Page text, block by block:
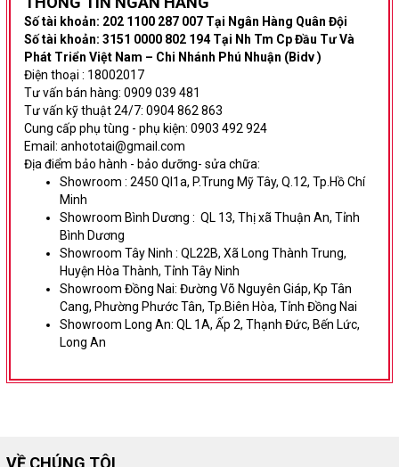
Số tài khoản: 202 1100 287 007 Tại Ngân Hàng Quân Đội
Số tài khoản: 3151 0000 802 194 Tại Nh Tm Cp Đầu Tư Và
Phát Triển Việt Nam – Chi Nhánh Phú Nhuận (Bidv )
Điện thoại : 18002017
Tư vấn bán hàng: 0909 039 481
Tư vấn kỹ thuật 24/7: 0904 862 863
Cung cấp phụ tùng - phụ kiện: 0903 492 924
Email: anhototai@gmail.com
Địa điểm bảo hành - bảo dưỡng- sửa chữa:
Showroom : 2450 Ql1a, P.Trung Mỹ Tây, Q.12, Tp.Hồ Chí
Minh
Showroom Bình Dương : QL 13, Thị xã Thuận An, Tỉnh
Bình Dương
Showroom Tây Ninh : QL22B, Xã Long Thành Trung,
Huyện Hòa Thành, Tỉnh Tây Ninh
Showroom Đồng Nai: Đường Võ Nguyên Giáp, Kp Tân
Cang, Phường Phước Tân, Tp.Biên Hòa, Tỉnh Đồng Nai
Showroom Long An: QL 1A, Ấp 2, Thạnh Đức, Bến Lức,
Long An